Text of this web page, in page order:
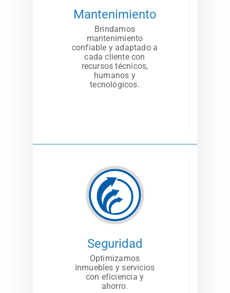
Mantenimiento
Brindamos
mantenimiento
confiable y adaptado a
cada cliente con
recursos técnicos,
humanos y
tecnológicos.
Seguridad
Optimizamos
inmuebles y servicios
con eficiencia y
ahorro.